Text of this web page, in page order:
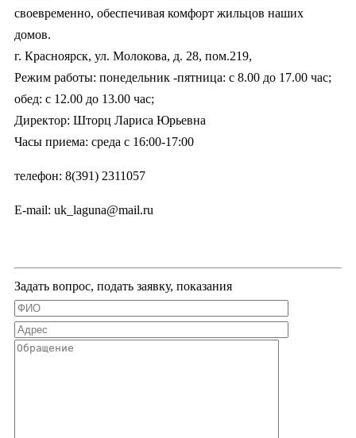
своевременно, обеспечивая комфорт жильцов наших
домов.
г. Красноярск, ул. Молокова, д. 28, пом.219,
Режим работы: понедельник -пятница: с 8.00 до 17.00 час;
обед: с 12.00 до 13.00 час;
Директор: Шторц Лариса Юрьевна
Часы приема: среда с 16:00-17:00
телефон: 8(391) 2311057
E-mail: uk_laguna@mail.ru
Задать вопрос, подать заявку, показания